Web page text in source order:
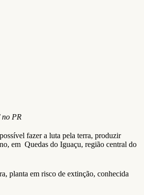
no PR
fazer a luta pela terra, produzir
em Quedas do Iguaçu, região central do
planta em risco de extinção, conhecida